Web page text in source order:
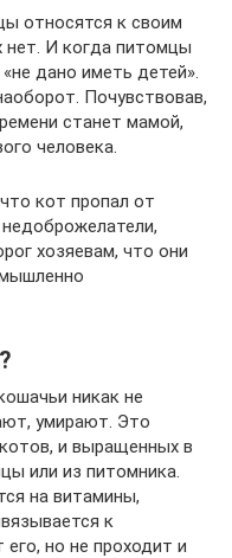
относятся к своим
И когда питомцы
дано иметь детей».
Почувствовав,
станет мамой,
человека.
кот пропал от
хозяевам, что они
никак не
умирают. Это
и выращенных в
или из питомника.
на витамины,
к
но не проходит и